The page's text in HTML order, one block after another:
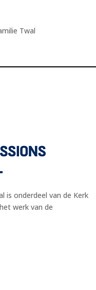
Twal
is onderdeel van de Kerk
werk van de